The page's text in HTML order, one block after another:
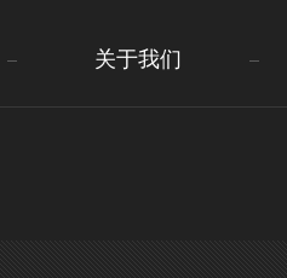
关于我们